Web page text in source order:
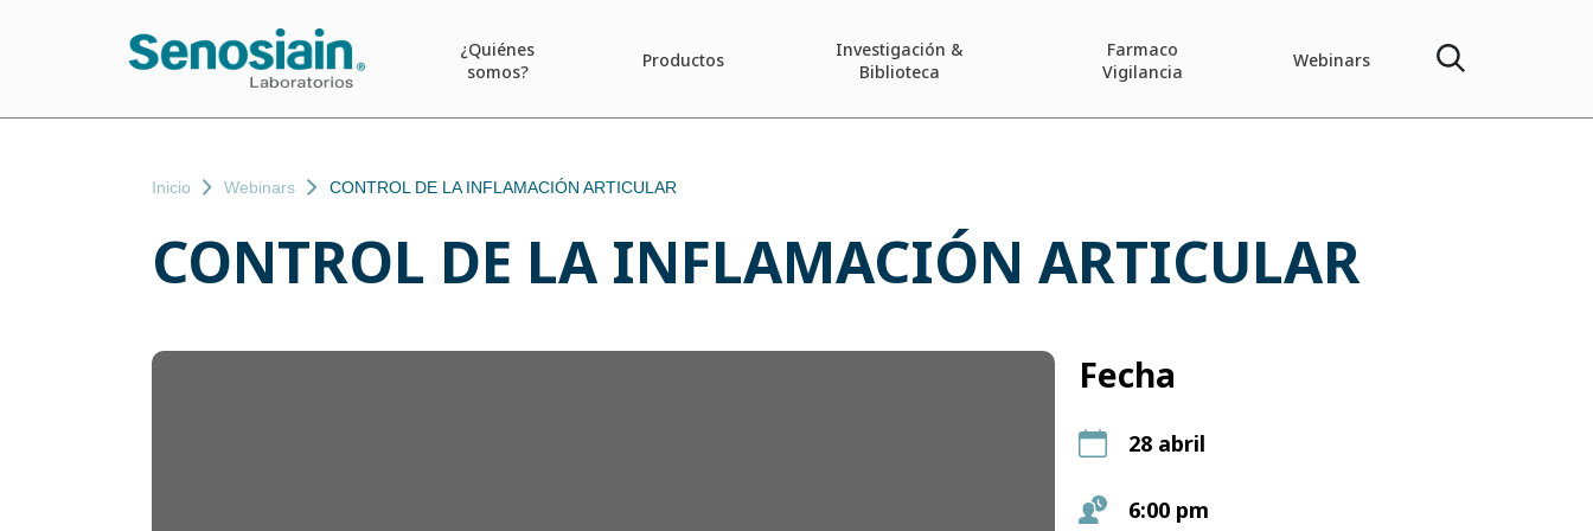
¿Quiénes
somos?
Productos
Investigación &
Biblioteca
Farmaco
Vigilancia
Webinars
Inicio Webinars CONTROL DE LA INFLAMACIÓN ARTICULAR
CONTROL DE LA INFLAMACIÓN ARTICULAR
Fecha
28 abril
6:00 pm